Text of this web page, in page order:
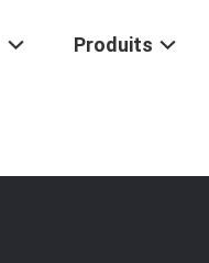
Produits
Fm200